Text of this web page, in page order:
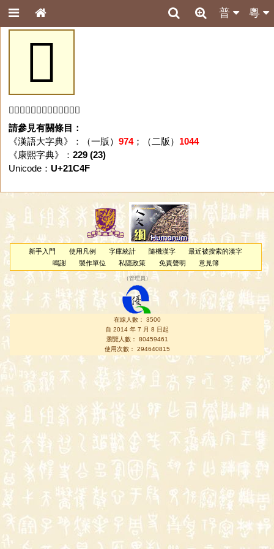
粵
普
𡱏
「𡱏」字未收錄於本資料庫。
請參見有關條目：
《漢語大字典》：（一版） 974；（二版） 1044
《康熙字典》： 229 (23)
Unicode： U+21C4F
新手入門 使用凡例 字庫統計 隨機漢字
最近被搜索的漢字
鳴謝
製作單位 私隱政策 免責聲明 意見簿
（管理員 ）
在線人數： 3500
自 2014 年 7 月 8 日起
瀏覽人數： 80459461
使用次數： 294640815